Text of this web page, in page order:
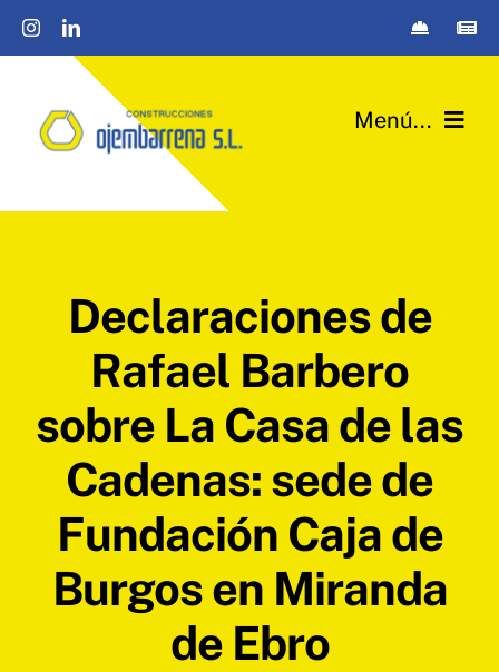
Saltar
Menú...
Urbanización y obra civil
Edificación
Passivhaus
Declaraciones de
Rafael Barbero
sobre La Casa de las
Cadenas: sede de
Fundación Caja de
Burgos en Miranda
de Ebro